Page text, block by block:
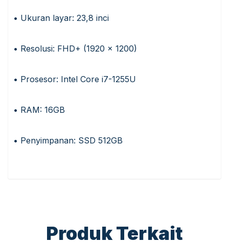
• Ukuran layar: 23,8 inci
• Resolusi: FHD+ (1920 x 1200)
• Prosesor: Intel Core i7-1255U
• RAM: 16GB
• Penyimpanan: SSD 512GB
Produk Terkait